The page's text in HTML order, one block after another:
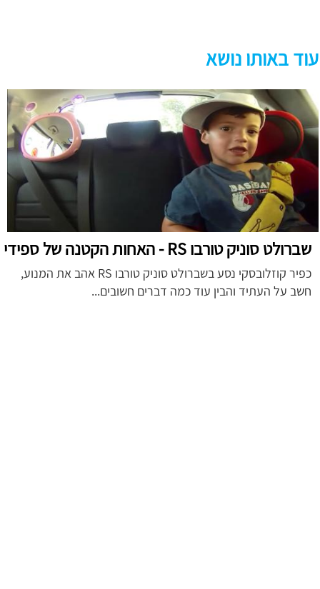
עוד באותו נושא
שברולט סוניק טורבו RS - האחות הקטנה של ספידי
כפיר קוזלובסקי נסע בשברולט סוניק טורבו RS אהב את המנוע,
חשב על העתיד והבין עוד כמה דברים חשובים...